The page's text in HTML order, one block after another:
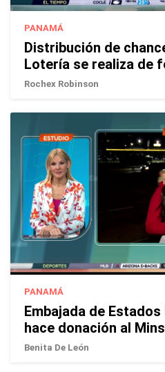
PANAMÁ
Distribución de
Lotería se realiza de
Rochex Robinson
PANAMÁ
Embajada de
hace donación al
Benita De León